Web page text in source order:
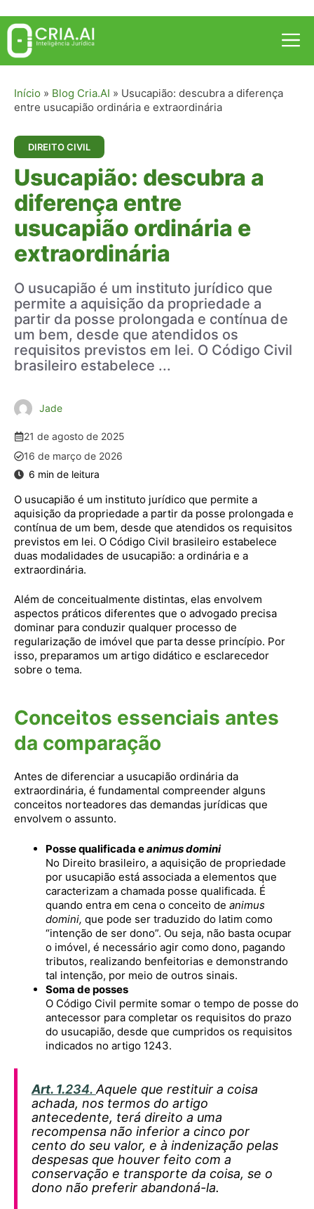
Pular
para
conteúdo
Início » Blog Cria.AI » Usucapião: descubra a diferença
entre usucapião ordinária e extraordinária
DIREITO CIVIL
Usucapião: descubra a
diferença entre
usucapião ordinária e
extraordinária
O usucapião é um instituto jurídico que
permite a aquisição da propriedade a
partir da posse prolongada e contínua de
um bem, desde que atendidos os
requisitos previstos em lei. O Código Civil
brasileiro estabelece ...
Jade
21 de agosto de 2025
16 de março de 2026
O usucapião é um instituto jurídico que permite a
aquisição da propriedade a partir da posse prolongada e
contínua de um bem, desde que atendidos os requisitos
previstos em lei. O Código Civil brasileiro estabelece
duas modalidades de usucapião: a ordinária e a
extraordinária.
Além de conceitualmente distintas, elas envolvem
aspectos práticos diferentes que o advogado precisa
dominar para conduzir qualquer processo de
regularização de imóvel que parta desse princípio. Por
isso, preparamos um artigo didático e esclarecedor
sobre o tema.
Conceitos essenciais antes
da comparação
Antes de diferenciar a usucapião ordinária da
extraordinária, é fundamental compreender alguns
conceitos norteadores das demandas jurídicas que
envolvem o assunto.
Posse qualificada eanimus domini
No Direito brasileiro, a aquisição de propriedade
por usucapião está associada a elementos que
caracterizam a chamada posse qualificada. É
quando entra em cena o conceito de animus
domini, que pode ser traduzido do latim como
“intenção de ser dono”. Ou seja, não basta ocupar
o imóvel, é necessário agir como dono, pagando
tributos, realizando benfeitorias e demonstrando
tal intenção, por meio de outros sinais.
Soma de posses
O Código Civil permite somar o tempo de posse do
antecessor para completar os requisitos do prazo
do usucapião, desde que cumpridos os requisitos
indicados no artigo 1243.
Art. 1.234. Aquele que restituir a coisa
achada, nos termos do artigo
antecedente, terá direito a uma
recompensa não inferior a cinco por
cento do seu valor, e à indenização pelas
despesas que houver feito com a
conservação e transporte da coisa, se o
dono não preferir abandoná-la.